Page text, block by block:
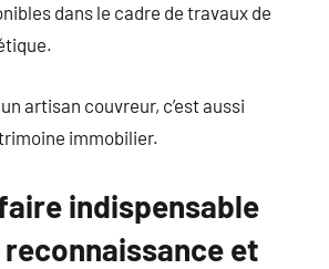
dans le cadre de travaux de
artisan couvreur, c’est aussi
immobilier.
indispensable
et